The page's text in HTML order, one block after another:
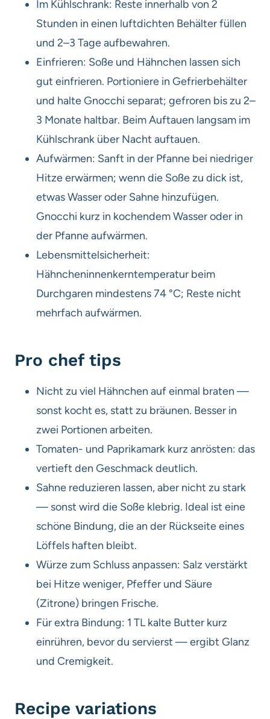
Im Kühlschrank: Reste innerhalb von 2
Stunden in einen luftdichten Behälter füllen
und 2–3 Tage aufbewahren.
Einfrieren: Soße und Hähnchen lassen sich
gut einfrieren. Portioniere in Gefrierbehälter
und halte Gnocchi separat; gefroren bis zu 2–
3 Monate haltbar. Beim Auftauen langsam im
Kühlschrank über Nacht auftauen.
Aufwärmen: Sanft in der Pfanne bei niedriger
Hitze erwärmen; wenn die Soße zu dick ist,
etwas Wasser oder Sahne hinzufügen.
Gnocchi kurz in kochendem Wasser oder in
der Pfanne aufwärmen.
Lebensmittelsicherheit:
Hähncheninnenkerntemperatur beim
Durchgaren mindestens 74 °C; Reste nicht
mehrfach aufwärmen.
Pro chef tips
Nicht zu viel Hähnchen auf einmal braten —
sonst kocht es, statt zu bräunen. Besser in
zwei Portionen arbeiten.
Tomaten- und Paprikamark kurz anrösten: das
vertieft den Geschmack deutlich.
Sahne reduzieren lassen, aber nicht zu stark
— sonst wird die Soße klebrig. Ideal ist eine
schöne Bindung, die an der Rückseite eines
Löffels haften bleibt.
Würze zum Schluss anpassen: Salz verstärkt
bei Hitze weniger, Pfeffer und Säure
(Zitrone) bringen Frische.
Für extra Bindung: 1 TL kalte Butter kurz
einrühren, bevor du servierst — ergibt Glanz
und Cremigkeit.
Recipe variations